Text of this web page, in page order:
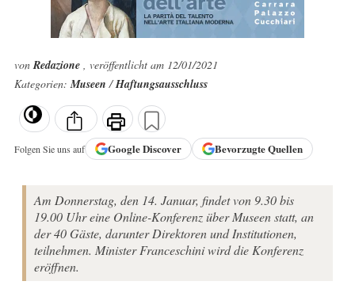
vonRedazione , veröffentlicht am 12/01/2021
Kategorien:Museen/Haftungsausschluss
Folgen Sie uns auf GoogleDiscover Bevorzugte Quellen
Am Donnerstag, den 14. Januar, findet von 9.30 bis
19.00 Uhr eine Online-Konferenz über Museen statt, an
der 40 Gäste, darunter Direktoren und Institutionen,
teilnehmen. Minister Franceschini wird die Konferenz
eröffnen.